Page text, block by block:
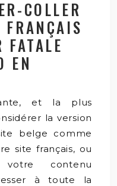
COLLER
FRANÇAIS
FATALE
EN
et la plus
la version
belge comme
site français, ou
contenu
à toute la